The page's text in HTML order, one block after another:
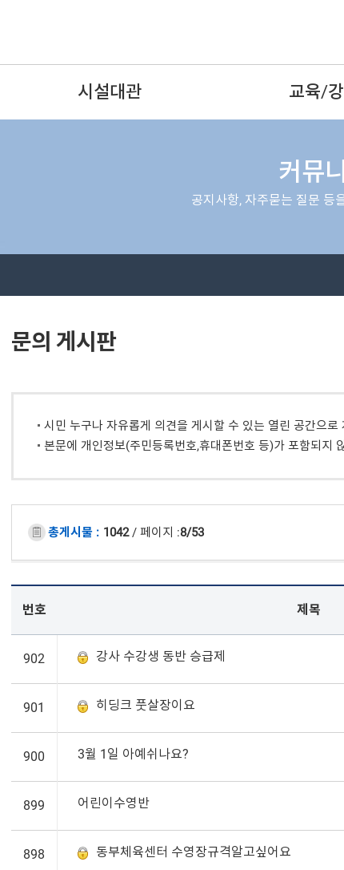
시설대관 교육/
커뮤
공지사항, 자주묻는 질문 등
문의 게시판
시민 누구나 자유롭게 의견을 게시할 수 있는 열린 공간으
본문에 개인정보(주민등록번호,휴대폰번호 등)가 포함되지
총게시물 : 1042/ 페이지 :8/53
번호 제목
902 강사 수강생 동반 승급제
901 히딩크 풋살장이요
900 3월 1일 아예쉬나요?
899 어린이수영반
898 동부체육센터 수영장규격알고싶어요